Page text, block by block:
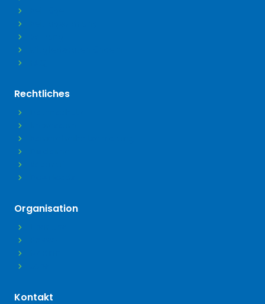
Rechtliches
Organisation
Kontakt